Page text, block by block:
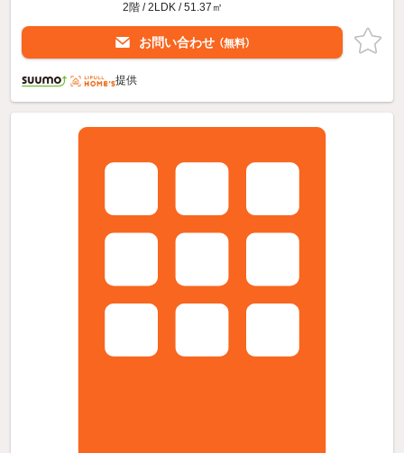
2階 / 2LDK / 51.37㎡
お問い合わせ （無料）
提供